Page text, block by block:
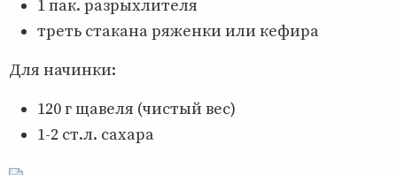
1 пак. разрыхлителя
треть стакана ряженки или кефира
Для начинки:
120 г щавеля (чистый вес)
1-2 ст.л. сахара